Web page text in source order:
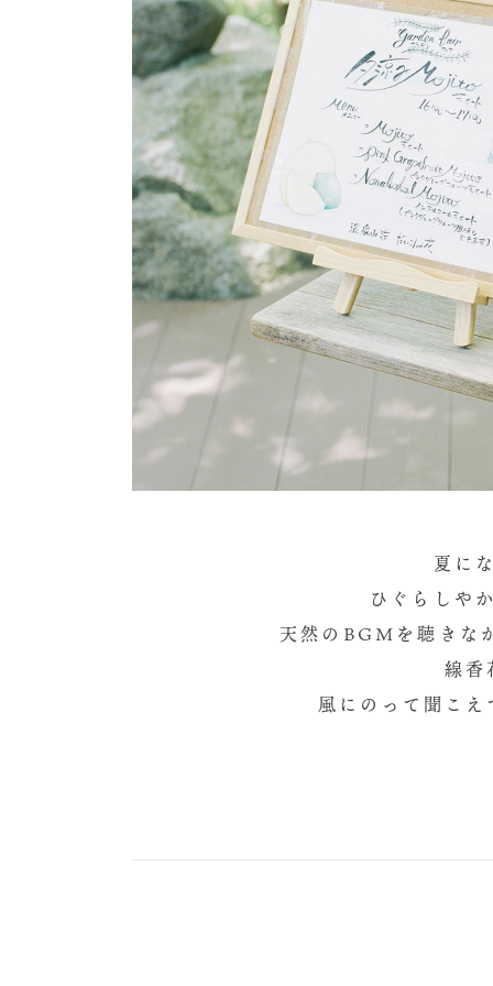
夏に
ひぐらしや
天然のBGMを聴きな
線香
風にのって聞こ